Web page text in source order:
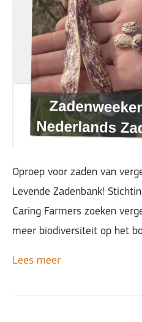
Oproep voor zaden van
Levende Zadenbank!
Caring Farmers zoeken
meer biodiversiteit op het
Lees meer